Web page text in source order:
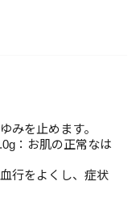
みを止めます。
：お肌の正常なは
行をよくし、症状